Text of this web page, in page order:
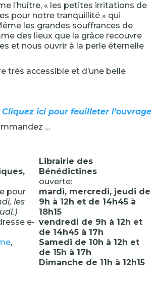
l’huître, « les petites irritations de
pour notre tranquillité » qui
les grandes souffrances de
des lieux que la grâce recouvre
et nous ouvrir à la perle éternelle
très accessible et d’une belle
Cliquez ici pour feuilleter l’ouvrage
…
pour
les
e-
,
Librairie des
Bénédictines
ouverte:
mardi, mercredi, jeudi de
9h à 12h et de 14h45 à
18h15
vendredi de 9h à 12h et
de 14h45 à 17h
Samedi de 10h à 12h et
de 15h à 17h
Dimanche de 11h à 12h15